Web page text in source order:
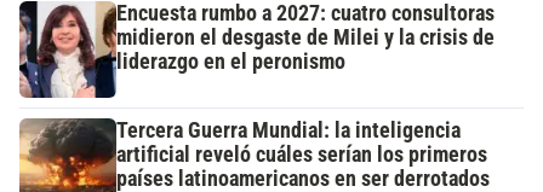
Encuesta rumbo a 2027: cuatro consultoras
midieron el desgaste de Milei y la crisis de
liderazgo en el peronismo
Tercera Guerra Mundial: la inteligencia
artificial reveló cuáles serían los primeros
países latinoamericanos en ser derrotados